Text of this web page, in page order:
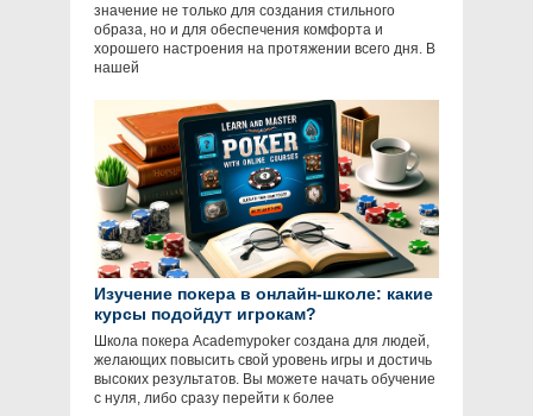
значение не только для создания стильного
образа, но и для обеспечения комфорта и
хорошего настроения на протяжении всего дня. В
нашей
Изучение покера в онлайн-школе: какие
курсы подойдут игрокам?
Школа покера Academypoker создана для людей,
желающих повысить свой уровень игры и достичь
высоких результатов. Вы можете начать обучение
с нуля, либо сразу перейти к более